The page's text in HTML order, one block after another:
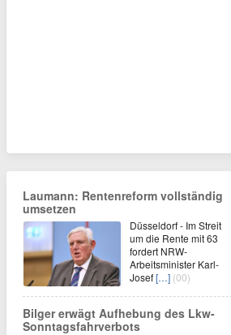
Laumann: Rentenreform vollständig
umsetzen
Düsseldorf - Im Streit
um die Rente mit 63
fordert NRW-
Arbeitsminister Karl-
Josef[…] (00)
Bilger erwägt Aufhebung des Lkw-
Sonntagsfahrverbots